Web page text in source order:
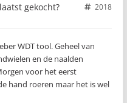
gekocht?
2018
WDT tool. Geheel van
en de naalden
voor het eerst
hand roeren maar het is wel